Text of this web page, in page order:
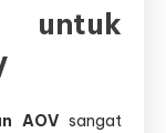
AOVsangat